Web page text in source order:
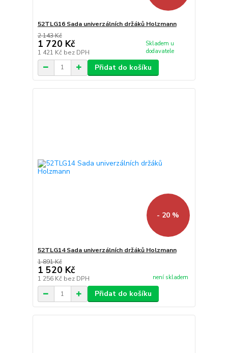
52TLG16 Sada univerzálních držáků Holzmann
2 143 Kč
1 720 Kč
1 421 Kč bez DPH
Skladem u
dodavatele
Přidat do košíku
- 20 %
52TLG14 Sada univerzálních držáků Holzmann
1 891 Kč
1 520 Kč
1 256 Kč bez DPH není skladem
Přidat do košíku